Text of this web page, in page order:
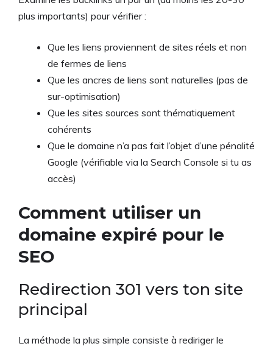
plus importants) pour vérifier :
Que les liens proviennent de sites réels et non
de fermes de liens
Que les ancres de liens sont naturelles (pas de
sur-optimisation)
Que les sites sources sont thématiquement
cohérents
Que le domaine n’a pas fait l’objet d’une pénalité
Google (vérifiable via la Search Console si tu as
accès)
Comment utiliser un
domaine expiré pour le
SEO
Redirection 301 vers ton site
principal
La méthode la plus simple consiste à rediriger le